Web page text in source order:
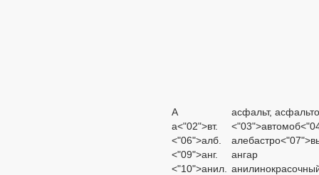
А
асфальт,
а<"02">вт.
<"06">алб.
<"09">анг.
ангар
<"10">анил.